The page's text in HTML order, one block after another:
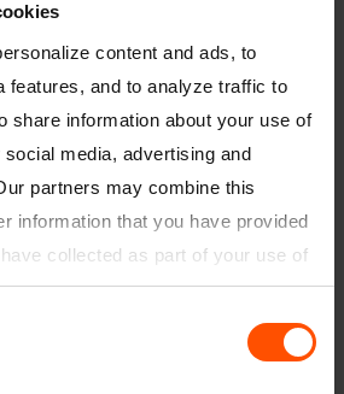
content and ads, to
features, and to analyze traffic to
share information about your use of
media, advertising and
partners may combine this
information that you have provided
collected as part of your use of
Kompriband
Das Dichtband erfüllt die
Anforderungen der DIN 18542
Ausgabe 2009. Es eignet sich für
Bewegungsfugen) in Hochbauten
und Fassaden bis 100 m Höhe und
„Leitfaden zur Montage“ für eine RAL-
konforme Abdichtung zwischen: